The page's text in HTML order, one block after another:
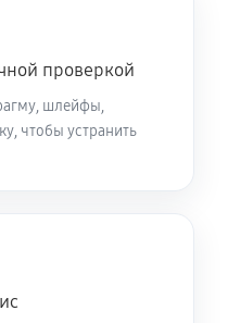
Canon EF 24-70mm
проверкой
шлейфы,
чтобы устранить